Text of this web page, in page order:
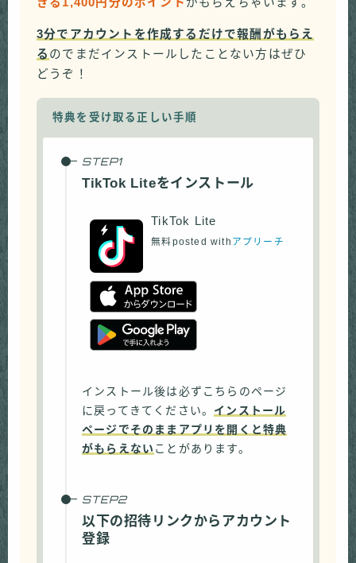
きる1,400円分のポイント がもらえちゃいます。
3分でアカウントを作成するだけで報酬がもらえ
る のでまだインストールしたことない方はぜひ
どうぞ！
特典を受け取る正しい手順
TikTok Liteをインストール
TikTok Lite
無料posted with アプリーチ
インストール後は必ずこちらのページ
に戻ってきてください。 インストール
ページでそのままアプリを開くと特典
がもらえない ことがあります。
以下の招待リンクからアカウント
登録